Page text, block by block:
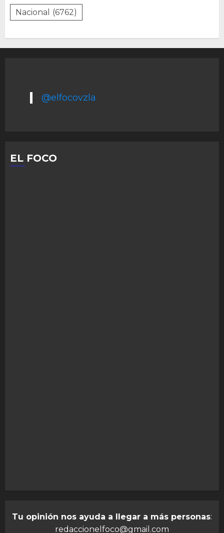
Nacional (6762)
@elfocovzla
EL FOCO
Tu opinión nos ayuda a llegar a más personas:
redaccionelfoco@gmail.com